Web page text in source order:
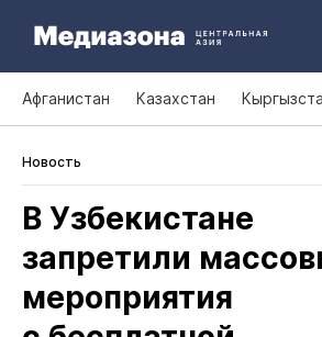
Афганистан Казахстан
Новость
В Узбекистане
запретили
мероприятия